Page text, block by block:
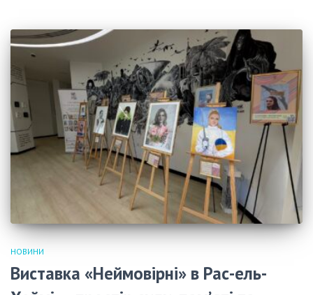
НОВИНИ
Виставка «Неймовірні» в Рас-ель-